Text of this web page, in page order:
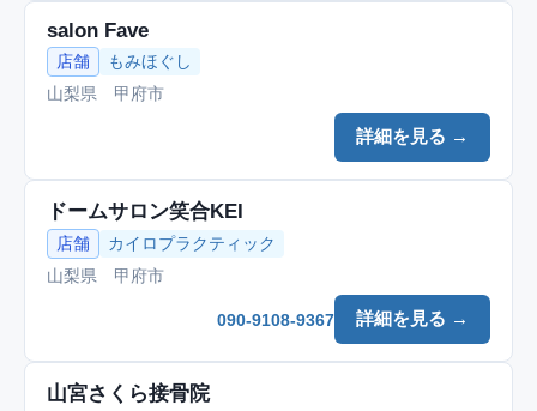
salon Fave
店舗
もみほぐし
山梨県 甲府市
詳細を見る →
ドームサロン笑合KEI
店舗
カイロプラクティック
山梨県 甲府市
詳細を見る →
090-9108-9367
山宮さくら接骨院